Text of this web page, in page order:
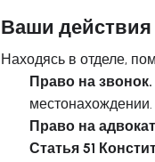
Ваши действия
Находясь в отделе,
Право на звонок.
местонахождении.
Право на
Статья 51